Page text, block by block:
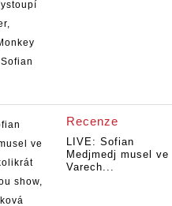
Recenze
LIVE: Sofian
Medjmedj musel ve
Varech...